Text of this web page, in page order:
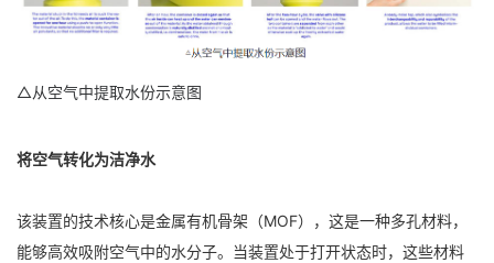
△从空气中提取水份示意图
将空气转化为洁净水
该装置的技术核心是金属有机骨架（MOF），这是一种多孔材料，
能够高效吸附空气中的水分子。当装置处于打开状态时，这些材料